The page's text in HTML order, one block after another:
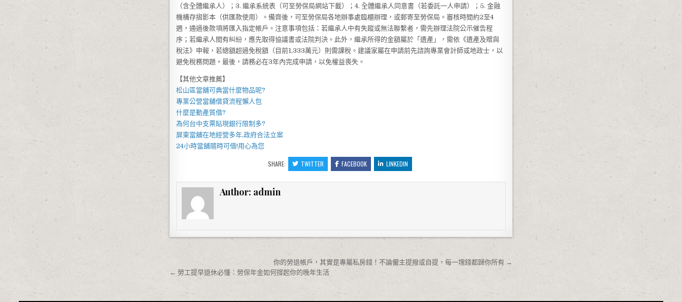
（含全體繼承人）；3. 繼承系統表（可至勞保局網站下載）；4. 全體繼承人同意書（若委託一人申請）；5. 金融
機構存摺影本（供匯款使用）。備齊後，可至勞保局各地辦事處臨櫃辦理，或郵寄至勞保局。審核時間約2至4
週，通過後款項將匯入指定帳戶。注意事項包括：若繼承人中有失蹤或無法聯繫者，需先辦理法院公示催告程
序；若繼承人間有糾紛，應先取得協議書或法院判決。此外，繼承所得的金額屬於「遺產」，需依《遺產及贈與
稅法》申報，若總額超過免稅額（目前1,333萬元）則需課稅。建議家屬在申請前先諮詢專業會計師或地政士，以
避免稅務問題。最後，請務必在3年內完成申請，以免權益喪失。
【其他文章推薦】
松山區當舖可典當什麼物品呢?
專業公營當舖借貸流程懶人包
什麼是動產質借?
為何台中支票貼現銀行限制多?
屏東當舖在地經營多年,政府合法立案
24小時當舖隨時可借!用心為您
SHARE: TWITTER FACEBOOK LINKEDIN
Author: admin
文章導覽
你的勞退帳戶，其實是專屬私房錢！不論僱主提撥或自提，每一塊錢都歸你所有 →
← 勞工提早退休必懂：勞保年金如何撐起你的晚年生活